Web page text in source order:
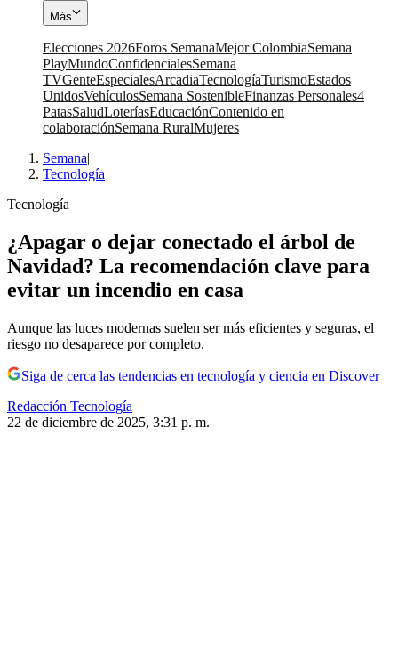
Más
Elecciones 2026Foros SemanaMejor ColombiaSemana
PlayMundoConfidencialesSemana
TVGenteEspecialesArcadiaTecnologíaTurismoEstados
UnidosVehículosSemana SostenibleFinanzas Personales4
PatasSaludLoteríasEducaciónContenido en
colaboraciónSemana RuralMujeres
Semana|
Tecnología
Tecnología
¿Apagar o dejar conectado el árbol de
Navidad? La recomendación clave para
evitar un incendio en casa
Aunque las luces modernas suelen ser más eficientes y seguras, el
riesgo no desaparece por completo.
Siga de cerca las tendencias en tecnología y ciencia en Discover
Redacción Tecnología
22 de diciembre de 2025, 3:31 p. m.